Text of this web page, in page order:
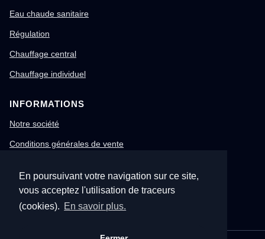
En poursuivant votre navigation sur ce site,
vous acceptez l'utilisation de traceurs
(cookies). En savoir plus.
Eau chaude sanitaire
Régulation
Chauffage central
Chauffage individuel
INFORMATIONS
Notre société
Conditions générales de vente
Gestion des cookies
Confidentialité & RGPD